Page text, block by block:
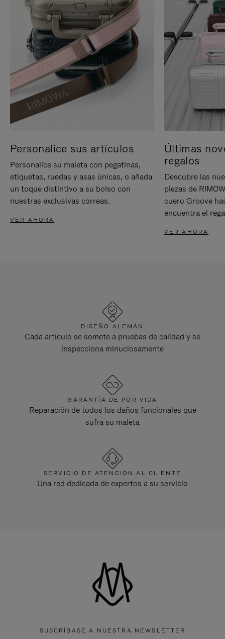
Personalice sus artículos
Personalice su maleta con pegatinas,
etiquetas, ruedas y asas únicas, o añada
un toque distintivo a su bolso con
nuestras exclusivas correas.
VER AHORA
Últimas
regalos
Descubre las
piezas de
cuero Groove
encuentra el
VER AHORA
DISEÑO ALEMÁN
Cada artículo se somete a pruebas de calidad y se
inspecciona minuciosamente
GARANTÍA DE POR VIDA
Reparación de todos los daños funcionales que
sufra su maleta
SERVICIO DE ATENCIÓN AL CLIENTE
Una red dedicada de expertos a su servicio
SUSCRÍBASE A NUESTRA NEWSLETTER